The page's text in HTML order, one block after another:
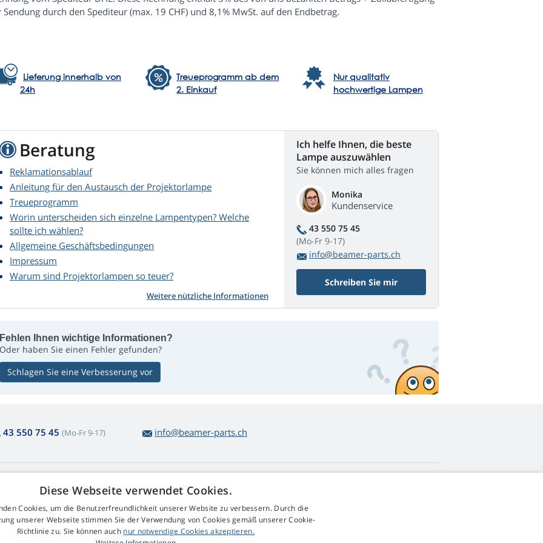
Sendung durch den Spediteur (max. 19 CHF) und 8,1% MwSt. auf den Endbetrag.
Lieferung innerhalb von
24h
Treueprogramm ab dem
2. Einkauf
Nur qualitativ
hochwertige Lampen
Beratung
Reklamationsablauf
Anleitung für den Austausch der Projektorlampe
Treueprogramm
Worin unterscheiden sich einzelne Lampentypen? Welche
sollte ich wählen?
Allgemeine Geschäftsbedingungen
Impressum
Warum sind Projektorlampen so teuer?
Weitere nützliche Informationen
Ich helfe Ihnen, die beste
Lampe auszuwählen
Sie können mich alles fragen
Monika
Kundenservice
43 550 75 45
(Mo-Fr 9-17)
info@beamer-parts.ch
Schreiben Sie mir
Fehlen Ihnen wichtige Informationen?
Oder haben Sie einen Fehler gefunden?
Schlagen Sie eine Verbesserung vor
43 550 75 45 (Mo-Fr 9-17) info@beamer-parts.ch
und Reklamation
Kontakt
GDPR
Impressum
Diese Webseite verwendet Cookies.
Cookies, um die Benutzerfreundlichkeit unserer Website zu verbessern. Durch die
unserer Webseite stimmen Sie der Verwendung von Cookies gemäß unserer Cookie-
Richtlinie zu. Sie können auch nur notwendige Cookies akzeptieren.